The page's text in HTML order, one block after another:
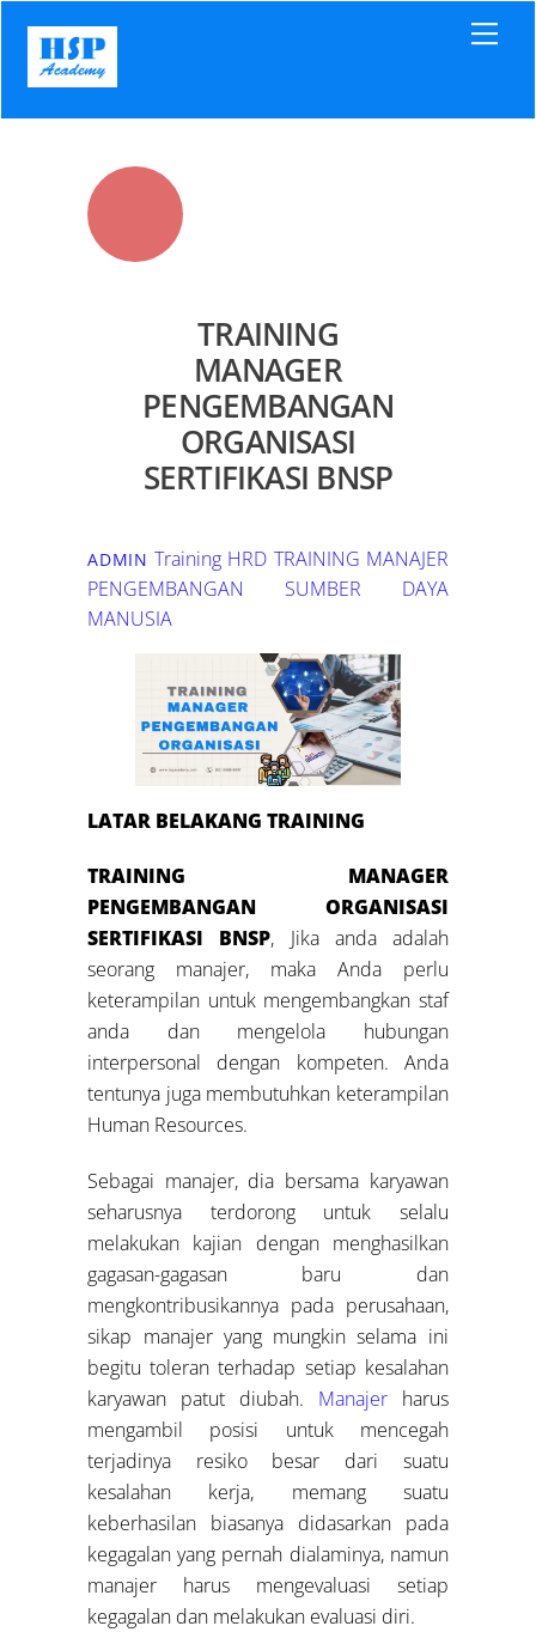
content
TRAINING
MANAGER
PENGEMBANGAN
ORGANISASI
SERTIFIKASI BNSP
ADMIN Training HRD TRAINING MANAJER
PENGEMBANGAN SUMBER DAYA
MANUSIA
LATAR BELAKANG TRAINING
TRAINING MANAGER
PENGEMBANGAN ORGANISASI
SERTIFIKASI BNSP, Jika anda adalah
seorang manajer, maka Anda perlu
keterampilan untuk mengembangkan staf
anda dan mengelola hubungan
interpersonal dengan kompeten. Anda
tentunya juga membutuhkan keterampilan
Human Resources.
Sebagai manajer, dia bersama karyawan
seharusnya terdorong untuk selalu
melakukan kajian dengan menghasilkan
gagasan-gagasan baru dan
mengkontribusikannya pada perusahaan,
sikap manajer yang mungkin selama ini
begitu toleran terhadap setiap kesalahan
karyawan patut diubah. Manajerharus
mengambil posisi untuk mencegah
terjadinya resiko besar dari suatu
kesalahan kerja, memang suatu
keberhasilan biasanya didasarkan pada
kegagalan yang pernah dialaminya, namun
manajer harus mengevaluasi setiap
kegagalan dan melakukan evaluasi diri.